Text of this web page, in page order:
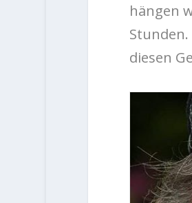
hängen
diesen